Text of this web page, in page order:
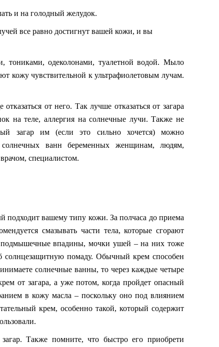
и на голодный желудок.
все равно достигнут вашей кожи, и вы
тониками, одеколонами, туалетной водой. Мыло
кожу чувствительной к ультрафиолетовым лучам.
от него. Так лучше отказаться от загара
на теле, аллергия на солнечные лучи. Также не
загар им (если это сильно хочется) можно
солнечных ванн беременных женщинам, людям,
специалистом.
подходит вашему типу кожи. За полчаса до приема
смазывать части тела, которые сгорают
подмышечные впадины, мочки ушей – на них тоже
солнцезащитную помаду. Обычный крем способен
солнечные ванны, то через каждые четыре
от загара, а уже потом, когда пройдет опасный
в кожу масла – поскольку оно под влиянием
крем, особенно такой, который содержит
Также помните, что быстро его приобрети